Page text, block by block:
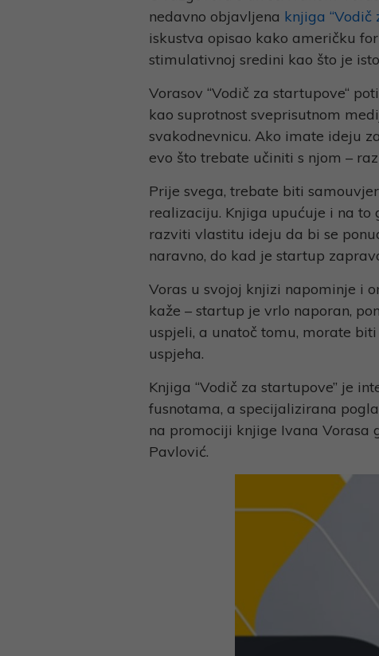
nedavno objavljena knjiga “Vodič
iskustva opisao kako američku
stimulativnoj sredini kao što je
Vorasov “Vodič za startupove“
kao suprotnost sveprisutnom
svakodnevnicu. Ako imate ideju
evo što trebate učiniti s njom –
Prije svega, trebate biti
realizaciju. Knjiga upućuje i na to
razviti vlastitu ideju da bi se
naravno, do kad je startup
Voras u svojoj knjizi napominje i
kaže – startup je vrlo naporan,
uspjeli, a unatoč tomu, morate
uspjeha.
Knjiga “Vodič za startupove” je
fusnotama, a specijalizirana
na promociji knjige Ivana Vorasa
Pavlović.